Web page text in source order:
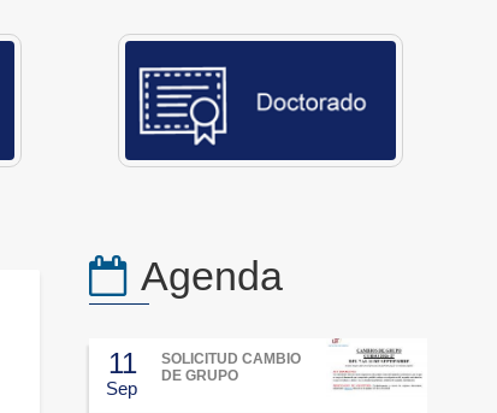
Agenda
11
Sep
SOLICITUD CAMBIO
DE GRUPO